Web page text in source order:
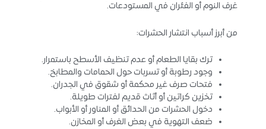
غرف النوم أو الفئران في المستودعات.
من أبرز أسباب انتشار الحشرات:
ترك بقايا الطعام أو عدم تنظيف الأسطح باستمرار.
وجود رطوبة أو تسربات حول الحمامات والمطابخ.
فتحات صرف غير محكمة أو شقوق في الجدران.
تخزين كراتين أو أثاث قديم لفترات طويلة.
دخول الحشرات من الحدائق أو المناور أو الأبواب.
ضعف التهوية في بعض الغرف أو المخازن.